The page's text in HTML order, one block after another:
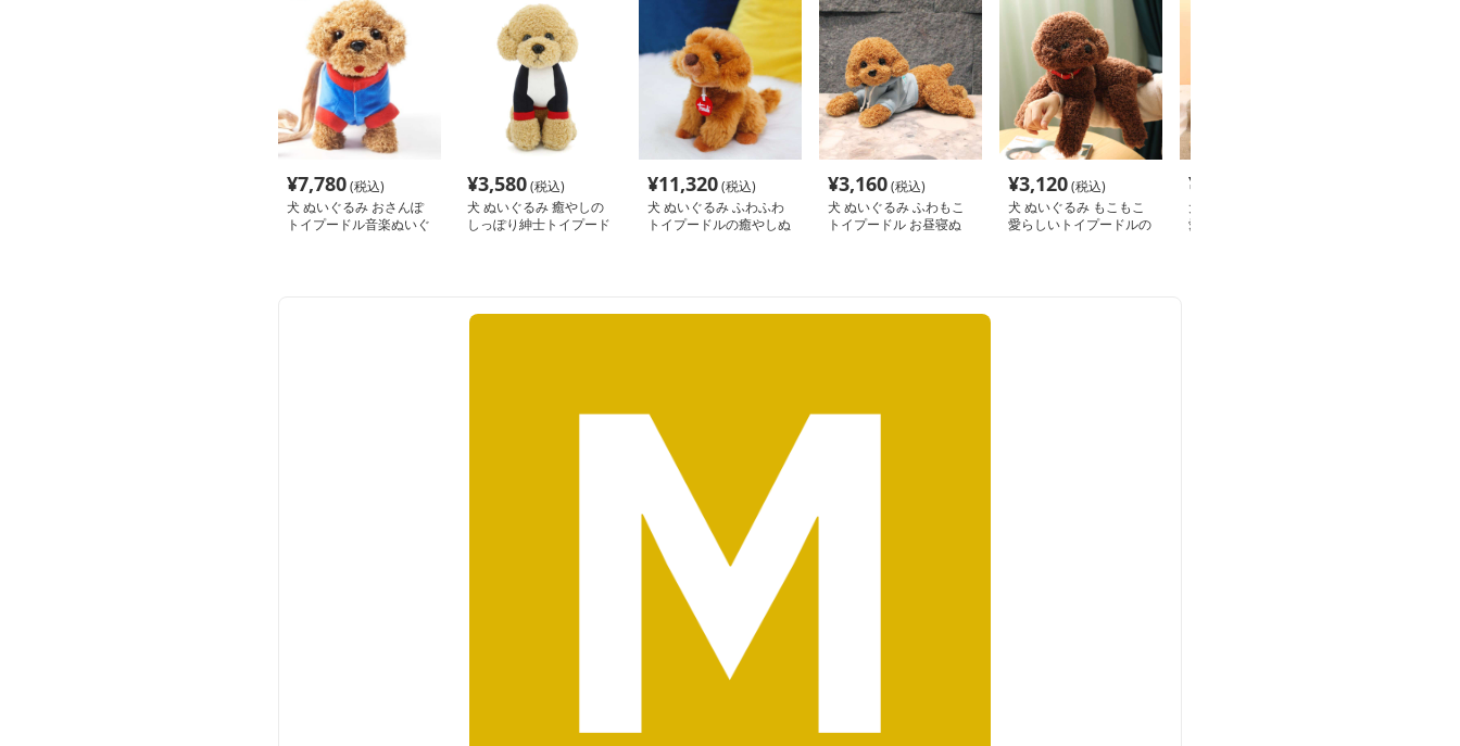
¥7,780(税込)
犬 ぬいぐるみ おさんぽ
トイプードル音楽ぬいぐ
¥3,580(税込)
犬 ぬいぐるみ 癒やしの
しっぽり紳士トイプード
¥11,320(税込)
犬 ぬいぐるみ ふわふわ
トイプードルの癒やしぬ
¥3,160(税込)
犬 ぬいぐるみ ふわもこ
トイプードル お昼寝ぬ
¥3,120(税込)
犬 ぬいぐるみ もこもこ
愛らしいトイプードルの
¥
犬 ぬいぐるみ もこもこ
愛らしいトイプードルぬ